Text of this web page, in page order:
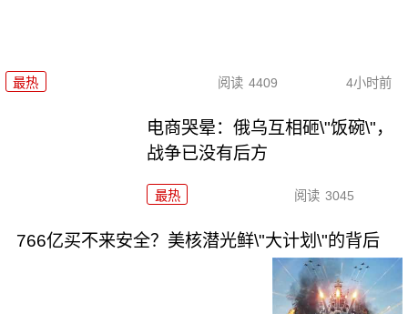
最热 阅读 4409 4小时前
电商哭晕：俄乌互相砸\"饭碗\"，
战争已没有后方
最热 阅读 3045
766亿买不来安全？美核潜光鲜\"大计划\"的背后